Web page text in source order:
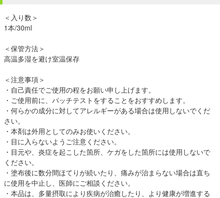
＜入り数＞
1本/30ml
＜保管方法＞
高温多湿を避け室温保存
＜注意事項＞
・自己責任でご使用の程をお願い申し上げます。
・ご使用前に、パッチテストをすることをおすすめします。
・何らかの成分に対してアレルギーがある場合は使用しないでくだ
さい。
・本剤は外用としてのみお使いください。
・目に入らないようご注意ください。
・目元や、炎症を起こした箇所、ケガをした箇所には使用しないで
ください。
・塗布後に数分間ほてりが続いたり、痛みが治まらない場合は直ち
に使用を中止し、医師にご相談ください。
・本品は、多量摂取により疾病が治癒したり、より健康が増進する